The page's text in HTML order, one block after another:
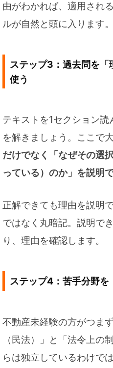
由がわかれば、適用され
ルが自然と頭に入ります。
ステップ3：過去問を
使う
テキストを1セクション
を解きましょう。ここで
だけでなく「なぜその選
っている）のか」を説明
正解できても理由を説明
ではなく丸暗記。説明で
り、理由を確認します。
ステップ4：苦手分野を
不動産未経験の方がつま
（民法）」と「法令上の
らは独立しているわけで